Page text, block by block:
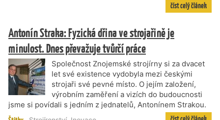
číst celý článek
Antonín Straka: Fyzická dřina ve strojařině je
minulost. Dnes převažuje tvůrčí práce
Společnost Znojemské strojírny si za dvacet
let své existence vydobyla mezi českými
strojaři své pevné místo. O jejím založení,
výrobním zaměření a vizích do budoucnosti
jsme si povídali s jedním z jednatelů, Antonínem Strakou.